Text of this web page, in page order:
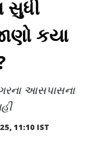
સુધી
કયા
આસપાસના
11:10 IST